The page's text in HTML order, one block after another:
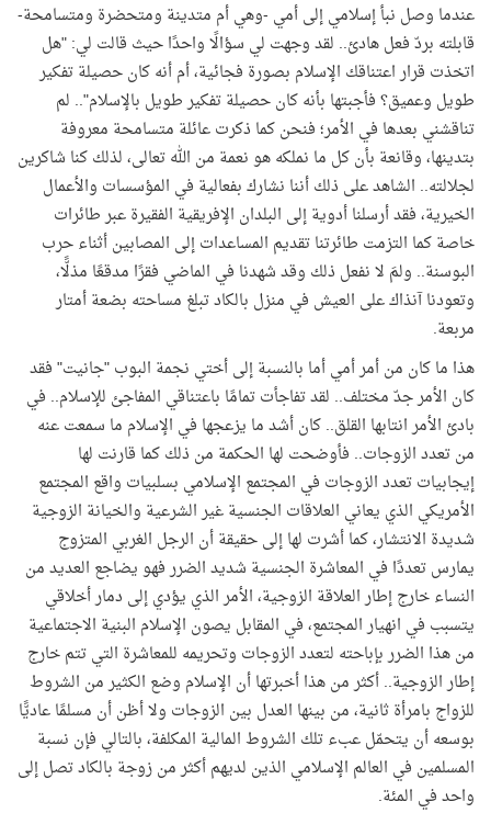
عندما وصل نبأ إسلامي إلى أمي -وهي أم متدينة ومتحضرة ومتسامحة-
قابلته بردّ فعل هادئ.. لقد وجهت لي سؤالًا واحدًا حيث قالت لي: "هل
اتخذت قرار اعتناقك الإسلام بصورة فجائية، أم أنه كان حصيلة تفكير
طويل وعميق؟ فأجبتها بأنه كان حصيلة تفكير طويل بالإسلام".. لم
تناقشني بعدها في الأمر؛ فنحن كما ذكرت عائلة متسامحة معروفة
بتدينها، وقانعة بأن كل ما نملكه هو نعمة من الله تعالى، لذلك كنا شاكرين
لجلالته.. الشاهد على ذلك أننا نشارك بفعالية في المؤسسات والأعمال
الخيرية، فقد أرسلنا أدوية إلى البلدان الإفريقية الفقيرة عبر طائرات
خاصة كما التزمت طائرتنا تقديم المساعدات إلى المصابين أثناء حرب
البوسنة.. ولمَ لا نفعل ذلك وقد شهدنا في الماضي فقرًا مدقعًا مذلًّا،
وتعودنا آنذاك على العيش في منزل بالكاد تبلغ مساحته بضعة أمتار
مربعة.
هذا ما كان من أمر أمي أما بالنسبة إلى أختي نجمة البوب "جانيت" فقد
كان الأمر جدّ مختلف.. لقد تفاجأت تمامًا باعتناقي المفاجئ للإسلام.. في
بادئ الأمر انتابها القلق.. كان أشد ما يزعجها في الإسلام ما سمعت عنه
من تعدد الزوجات.. فأوضحت لها الحكمة من ذلك كما قارنت لها
إيجابيات تعدد الزوجات في المجتمع الإسلامي بسلبيات واقع المجتمع
الأمريكي الذي يعاني العلاقات الجنسية غير الشرعية والخيانة الزوجية
شديدة الانتشار، كما أشرت لها إلى حقيقة أن الرجل الغربي المتزوج
يمارس تعددًا في المعاشرة الجنسية شديد الضرر فهو يضاجع العديد من
النساء خارج إطار العلاقة الزوجية، الأمر الذي يؤدي إلى دمار أخلاقي
يتسبب في انهيار المجتمع، في المقابل يصون الإسلام البنية الاجتماعية
من هذا الضرر بإباحته لتعدد الزوجات وتحريمه للمعاشرة التي تتم خارج
إطار الزوجية.. أكثر من هذا أخبرتها أن الإسلام وضع الكثير من الشروط
للزواج بامرأة ثانية، من بينها العدل بين الزوجات ولا أظن أن مسلمًا عاديًّا
بوسعه أن يتحمّل عبء تلك الشروط المالية المكلفة، بالتالي فإن نسبة
المسلمين في العالم الإسلامي الذين لديهم أكثر من زوجة بالكاد تصل إلى
واحد في المئة.